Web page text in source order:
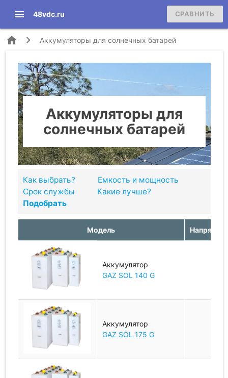
menu 48vdc.ru СРАВНИТЬ
home Аккумуляторы для солнечных батарей
Аккумуляторы для
солнечных батарей
Как выбрать?
Емкость и мощность
Срок службы
Какие лучше?
Подобрать
Модель
Аккумулятор
GAZ SOL 140 G
Аккумулятор
GAZ SOL 175 G